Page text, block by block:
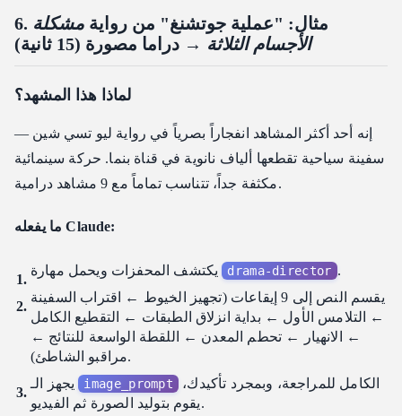
6. مثال: "عملية جوتشنغ" من رواية مشكلة
الأجسام الثلاثة → دراما مصورة (15 ثانية)
لماذا هذا المشهد؟
إنه أحد أكثر المشاهد انفجاراً بصرياً في رواية ليو تسي شين —
سفينة سياحية تقطعها ألياف نانوية في قناة بنما. حركة سينمائية
مكثفة جداً، تتناسب تماماً مع 9 مشاهد درامية.
ما يفعله Claude:
يكتشف المحفزات ويحمل مهارة drama-director .
يقسم النص إلى 9 إيقاعات (تجهيز الخيوط ← اقتراب السفينة
← التلامس الأول ← بداية انزلاق الطبقات ← التقطيع الكامل
← الانهيار ← تحطم المعدن ← اللقطة الواسعة للنتائج ←
مراقبو الشاطئ).
يجهز الـ image_prompt
يقوم بتوليد الصورة ثم الفيديو.